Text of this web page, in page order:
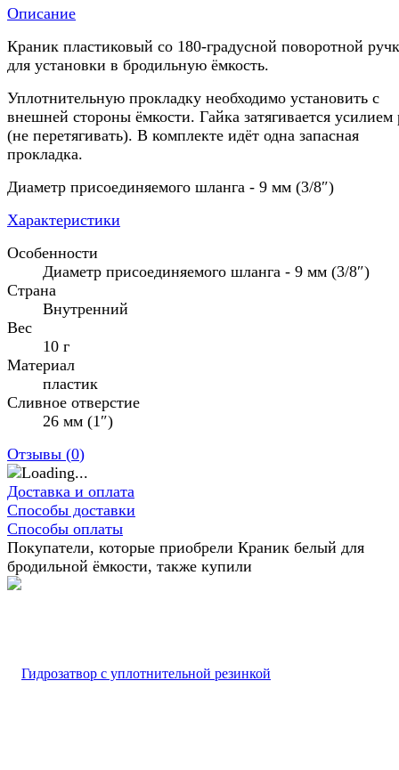
Описание
Краник пластиковый со 180-градусной поворотной
для установки в бродильную ёмкость.
Уплотнительную прокладку необходимо установить с
внешней стороны ёмкости. Гайка затягивается усилием
(не перетягивать). В комплекте идёт одна запасная
прокладка.
Диаметр присоединяемого шланга - 9 мм (3/8″)
Характеристики
Особенности
Диаметр присоединяемого шланга - 9 мм (3/8″)
Страна
Внутренний
Вес
10 г
Материал
пластик
Сливное отверстие
26 мм (1″)
Отзывы (0)
Доставка и оплата
Способы доставки
Способы оплаты
Покупатели, которые приобрели Краник белый для
бродильной ёмкости, также купили